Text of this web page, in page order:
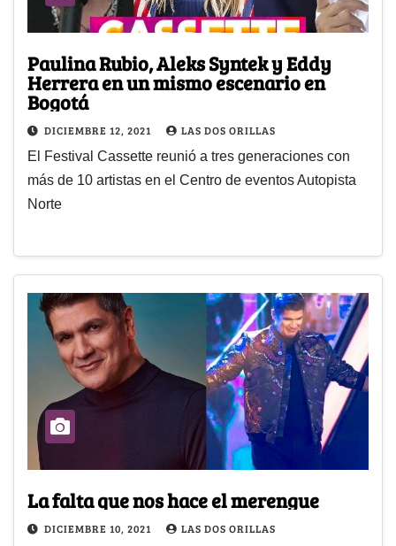
Paulina Rubio, Aleks Syntek y Eddy
Herrera en un mismo escenario en
Bogotá
DICIEMBRE 12, 2021 LAS DOS ORILLAS
El Festival Cassette reunió a tres generaciones con
más de 10 artistas en el Centro de eventos Autopista
Norte
La falta que nos hace el merengue
DICIEMBRE 10, 2021 LAS DOS ORILLAS